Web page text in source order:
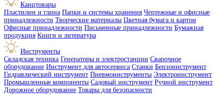
Канцтовары
Пластилин и глина Папки и системы хранения Чертежные и офисные
принадлежности Творческие материалы Цветная бумага и картон
Офисные принадлежности Письменные принадлежности Бумажная
продукция Книги и литература
Инструменты
Складская техника Генераторы и электростанции Сварочное
оборудование Инструмент для автосервиса Станки Бензоинструмент
Гидравлический инструмент Пневмоинструменты Электроинструмент
Промышленные компоненты Садовый инструмент Ручной инструмент
Дорожное оборудование Товары для безопасности